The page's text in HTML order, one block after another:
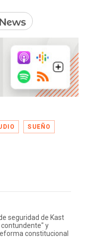
SUEÑO
seguridad de Kast
y
constitucional